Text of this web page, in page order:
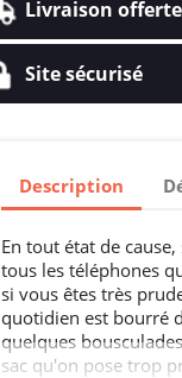
Livraison offerte
Site sécurisé
Description
En tout état de
tous les téléphones
si vous êtes très
quotidien est bourré
quelques
sac qu'on pose trop